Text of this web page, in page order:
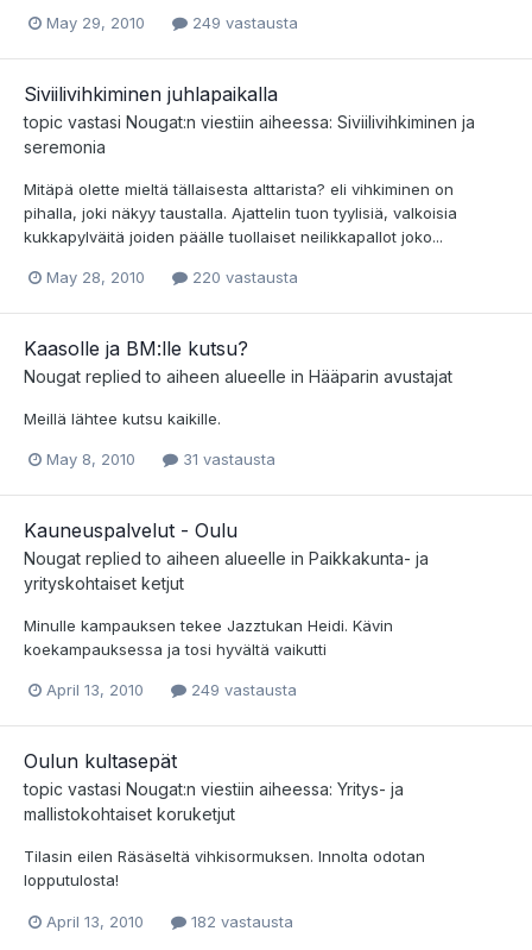
May 29, 2010 249 vastausta
Siviilivihkiminen juhlapaikalla
topic vastasi Nougat:n viestiin aiheessa: Siviilivihkiminen ja
seremonia
Mitäpä olette mieltä tällaisesta alttarista? eli vihkiminen on
pihalla, joki näkyy taustalla. Ajattelin tuon tyylisiä, valkoisia
kukkapylväitä joiden päälle tuollaiset neilikkapallot joko...
May 28, 2010 220 vastausta
Kaasolle ja BM:lle kutsu?
Nougat replied to aiheen alueelle in Hääparin avustajat
Meillä lähtee kutsu kaikille.
May 8, 2010 31 vastausta
Kauneuspalvelut - Oulu
Nougat replied to aiheen alueelle in Paikkakunta- ja
yrityskohtaiset ketjut
Minulle kampauksen tekee Jazztukan Heidi. Kävin
koekampauksessa ja tosi hyvältä vaikutti
April 13, 2010 249 vastausta
Oulun kultasepät
topic vastasi Nougat:n viestiin aiheessa: Yritys- ja
mallistokohtaiset koruketjut
Tilasin eilen Räsäseltä vihkisormuksen. Innolta odotan
lopputulosta!
April 13, 2010 182 vastausta